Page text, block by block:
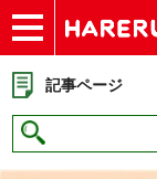
ショップ
買取
記事
デッキ検索
デッキ構築
選手一覧
店舗一覧
イベント
お問い合わせ
記事ページ